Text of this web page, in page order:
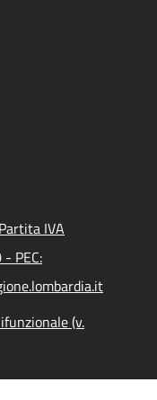
IVA
PEC:
(v.